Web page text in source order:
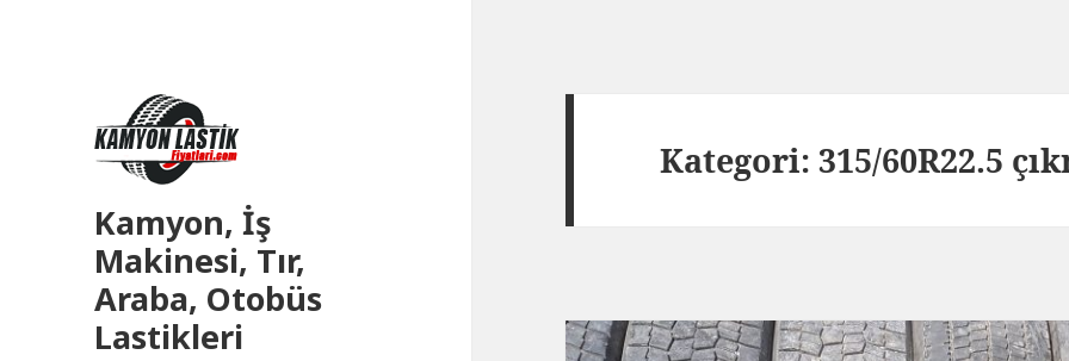
Kamyon, İş
Makinesi, Tır,
Araba, Otobüs
Lastikleri
Kategori:315/60R22.5